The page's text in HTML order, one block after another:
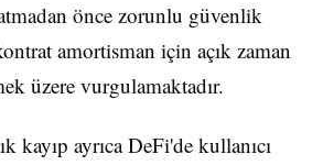
önce zorunlu güvenlik
amortisman için açık zaman
üzere vurgulamaktadır.
kayıp ayrıca DeFi'de kullanıcı